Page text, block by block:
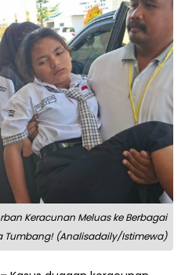
Keracunan Meluas ke Berbagai
Tumbang! (Analisadaily/Istimewa)